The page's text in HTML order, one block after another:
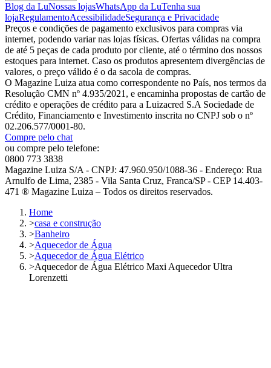
Blog da LuNossas lojasWhatsApp da LuTenha sua
lojaRegulamentoAcessibilidadeSegurança e Privacidade
Preços e condições de pagamento exclusivos para compras via
internet, podendo variar nas lojas físicas. Ofertas válidas na compra
de até 5 peças de cada produto por cliente, até o término dos nossos
estoques para internet. Caso os produtos apresentem divergências de
valores, o preço válido é o da sacola de compras.
O Magazine Luiza atua como correspondente no País, nos termos da
Resolução CMN nº 4.935/2021, e encaminha propostas de cartão de
crédito e operações de crédito para a Luizacred S.A Sociedade de
Crédito, Financiamento e Investimento inscrita no CNPJ sob o nº
02.206.577/0001-80.
Compre pelo chat
ou compre pelo telefone:
0800 773 3838
Magazine Luiza S/A - CNPJ: 47.960.950/1088-36 - Endereço: Rua
Arnulfo de Lima, 2385 - Vila Santa Cruz, Franca/SP - CEP 14.403-
471 ® Magazine Luiza – Todos os direitos reservados.
Home
>casa e construção
>Banheiro
>Aquecedor de Água
>Aquecedor de Água Elétrico
>Aquecedor de Água Elétrico Maxi Aquecedor Ultra
Lorenzetti